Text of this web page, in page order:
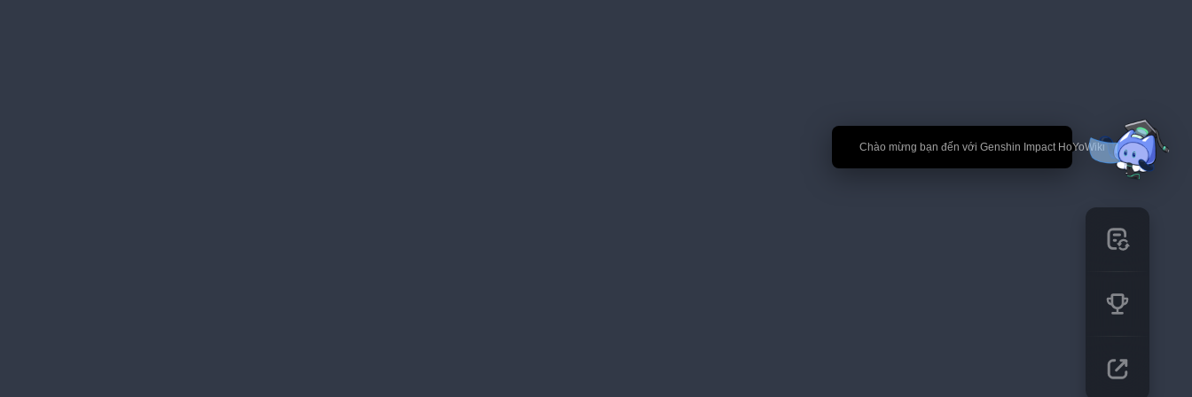
🎉 Chào mừng bạn đến với Genshin Impact HoYoWiki